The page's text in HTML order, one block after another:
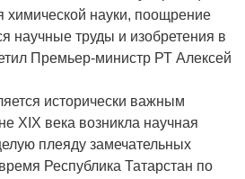
химической науки, поощрение
научные труды и изобретения в
Премьер-министр РТ Алексей
исторически важным
XIX века возникла научная
плеяду замечательных
Республика Татарстан по